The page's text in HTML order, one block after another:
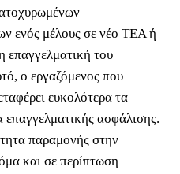
ενός μέλους σε νέο ΤΕΑ ή
του
ο εργαζόμενος που
ευκολότερα τα
ασφάλισης.
παραμονής στην
και σε περίπτωση